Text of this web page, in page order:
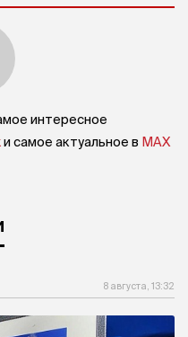
интересное
и самое актуальное в MAX
8 августа, 13:32